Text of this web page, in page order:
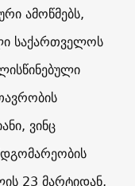
ამოწმებს,
საქართველოს
ვინც
23 მარტიდან,